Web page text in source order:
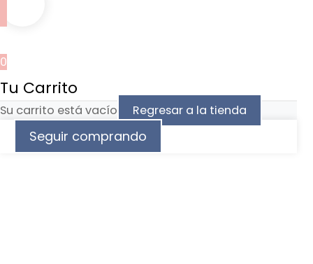
0
Tu Carrito
Su carrito está vacío Regresar a la tienda
Seguir comprando